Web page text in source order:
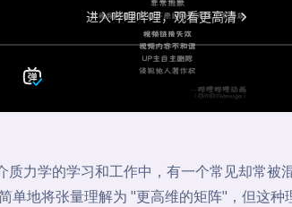
质力学的学习和工作中，有一个常见却常被
单地将张量理解为 "更高维的矩阵"，但这